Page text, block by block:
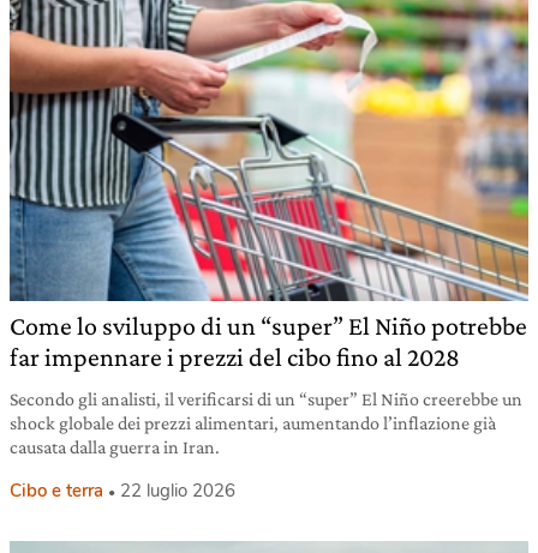
Come lo sviluppo di un “super” El Niño potrebbe
far impennare i prezzi del cibo fino al 2028
Secondo gli analisti, il verificarsi di un “super” El Niño creerebbe un
shock globale dei prezzi alimentari, aumentando l’inflazione già
causata dalla guerra in Iran.
Cibo e terra 22 luglio 2026